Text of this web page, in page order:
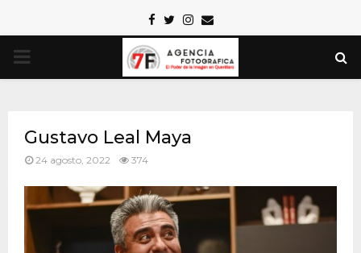
Facebook
TwitterInstagram
Email
PRIMARY
Gustavo Leal Maya
24 agosto, 2022 374